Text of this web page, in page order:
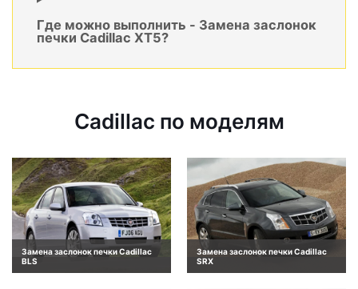
Где можно выполнить - Замена заслонок
печки Cadillac XT5?
Cadillac по моделям
Замена заслонок печки Cadillac
BLS
Замена заслонок печки Cadillac
SRX